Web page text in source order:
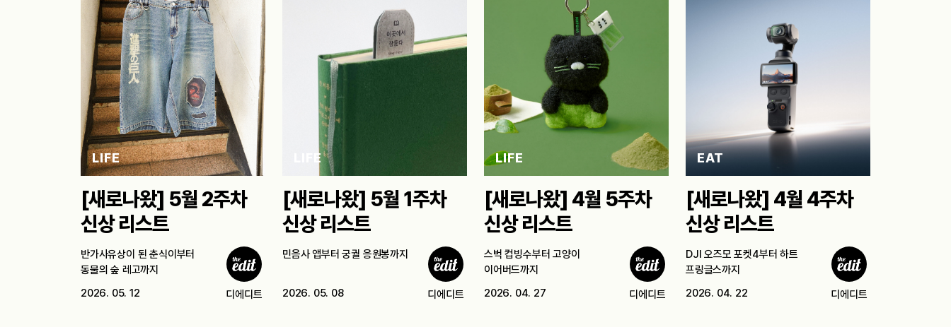
LIFE
[새로나왔] 5월 2주차
신상 리스트
반가사유상이 된 춘식이부터
동물의 숲 레고까지
2026. 05. 12
디에디트
LIFE
[새로나왔] 5월 1주차
신상 리스트
민음사 앱부터 궁궐 응원봉까지
2026. 05. 08 디에디트
LIFE
[새로나왔] 4월 5주차
신상 리스트
스벅 컵빙수부터 고양이
이어버드까지
2026. 04. 27
디에디트
EAT
[새로나왔] 4월 4주차
신상 리스트
DJI 오즈모 포켓4부터 하트
프링글스까지
2026. 04. 22
디에디트